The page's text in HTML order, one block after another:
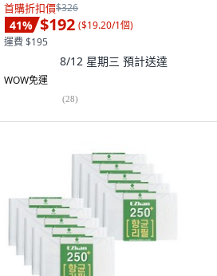
首購折扣價$326
41% $192 ($19.20/1個)
運費 $195
8/12 星期三 預計送達
WOW免運
(28)